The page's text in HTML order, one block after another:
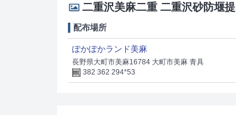
二重沢美麻二重 二重沢砂防堰提
配布場所
ぽかぽかランド美麻
長野県大町市美麻16784 大町市美麻 青具
382 362 294*53